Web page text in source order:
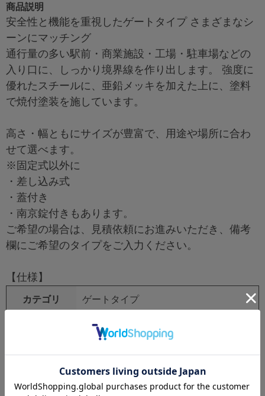
商品説明
安全性と機能を重視したゲートタイプ さまざまなシ
ーンにマッチング
通行量の多い駅前・商業施設・工場・駐車場などの
入り口に、しっかり境界線を作り出します。 強度に
優れたスチールに、亜鉛メッキを加えた上に、塗料
で焼付塗装を施しています。
高さ・幅ともにサイズが豊富で、用途や場所に合わ
せて選べます。
※固定式以外に
・差し込み式
・蓋付き
・南京錠付きもあります。
ご希望の場合は、見積依頼にお進みいただき、備考
欄にご希望のタイプをご入力ください。
【仕様】
カテゴリ ゲートタイプ
鉄製・亜鉛メッキ・焼付塗装
φ60.5mm×t2.8mm×H650mm×W1000mm